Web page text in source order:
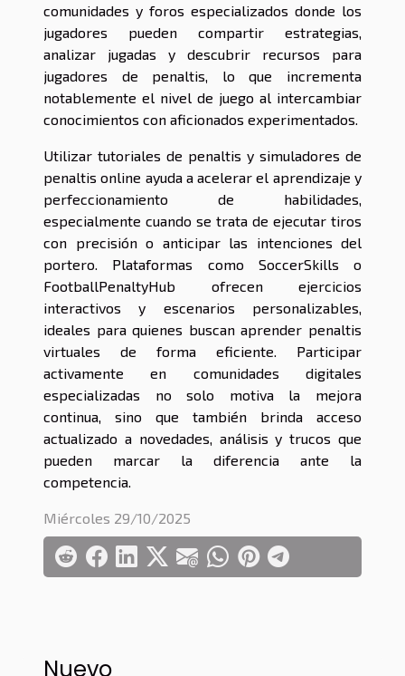
comunidades y foros especializados donde los
jugadores pueden compartir estrategias,
analizar jugadas y descubrir recursos para
jugadores de penaltis, lo que incrementa
notablemente el nivel de juego al intercambiar
conocimientos con aficionados experimentados.
Utilizar tutoriales de penaltis y simuladores de
penaltis online ayuda a acelerar el aprendizaje y
perfeccionamiento de habilidades,
especialmente cuando se trata de ejecutar tiros
con precisión o anticipar las intenciones del
portero. Plataformas como SoccerSkills o
FootballPenaltyHub ofrecen ejercicios
interactivos y escenarios personalizables,
ideales para quienes buscan aprender penaltis
virtuales de forma eficiente. Participar
activamente en comunidades digitales
especializadas no solo motiva la mejora
continua, sino que también brinda acceso
actualizado a novedades, análisis y trucos que
pueden marcar la diferencia ante la
competencia.
Miércoles 29/10/2025
Nuevo